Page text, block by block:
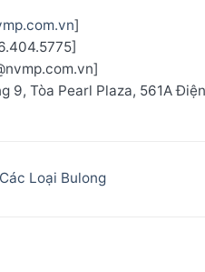
]
9, Tòa Pearl Plaza, 561A
Loại Bulong